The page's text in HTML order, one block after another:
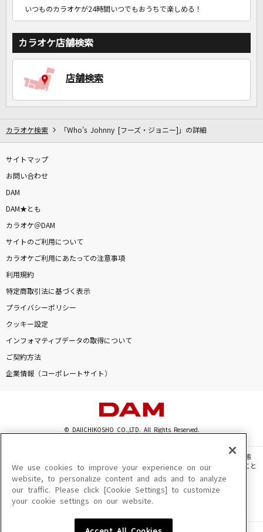
いつものカラオケが24時間いつでもおうちで楽しめる！
カラオケ店舗検索
店舗検索
カラオケ検索 「Who's Johnny [フーズ・ジョニー]」の詳細
サイトマップ
お問い合わせ
DAM
DAM★とも
カラオケ＠DAM
サイトのご利用について
カラオケご利用にあたっての注意事項
利用規約
特定商取引法に基づく表示
プライバシーポリシー
クッキー設定
インフォマティブデータの取得について
ご契約方法
企業情報（コーポレートサイト）
© DAIICHIKOSHO CO.,LTD. All Rights Reserved.
このサイトに掲載されている一切の文章・画像・写真・動画・音声等を、手段や形態
を問わず、著作権法の定める範囲を超えて無断で複製、転載、ファイル化などすること
を禁じます。
楽曲及びコンテンツは、機種によりご利用いただけない場合があります。
楽曲及びコンテンツの配信日、配信内容が変更になる場合があります。
We use cookies to improve your experience on our
website, to personalize content and ads and to analyze
our traffic. Please click [Cookie Settings] to customize
your cookie settings on our website.